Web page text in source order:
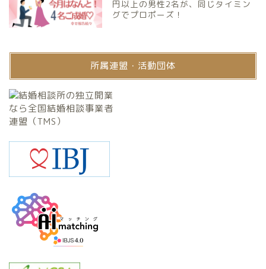
円以上の男性2名が、同じタイミン
グでプロポーズ！
所属連盟・活動団体